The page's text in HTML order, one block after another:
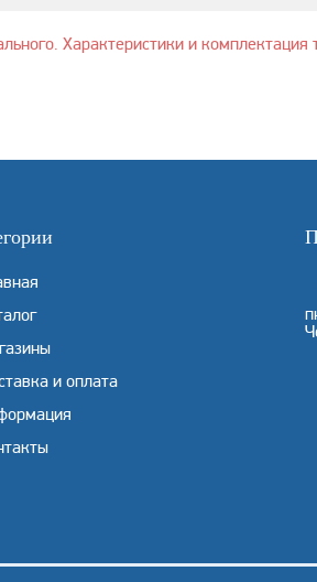
Характеристики и комплектация
и оплата